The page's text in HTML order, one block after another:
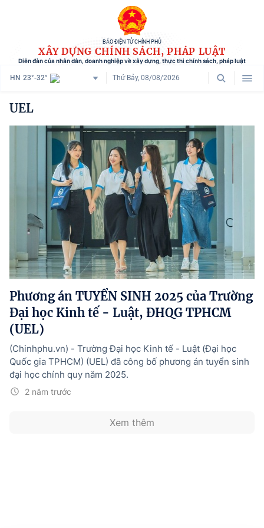
BÁO ĐIỆN TỬ CHÍNH PHỦ
XÂY DỰNG CHÍNH SÁCH, PHÁP LUẬT
Diễn đàn của nhân dân, doanh nghiệp về xây dựng, thực thi chính sách, pháp luật
HN 23°-32° Thứ Bảy, 08/08/2026
Danh mục
Trang chủ
Chính sách mới
Tham vấn chính sách
Người dân góp ý
Doanh nghiệp hiến kế
Chính sách và cuộc sống
Hướng dẫn thực hiện chính sách
Phát triển kinh tế tư nhân và doanh nghiệp dân tộc
Ocop và chuỗi giá trị Nông sản
Kinh tế tư nhân
Doanh nghiệp dân tộc
Khác
UEL
Phương án TUYỂN SINH 2025 của Trường
Đại học Kinh tế - Luật, ĐHQG TPHCM
(UEL)
2 năm trước
(Chinhphu.vn) - Trường Đại học Kinh tế - Luật (Đại học
Quốc gia TPHCM) (UEL) đã công bố phương án tuyển sinh
đại học chính quy năm 2025.
Xem thêm